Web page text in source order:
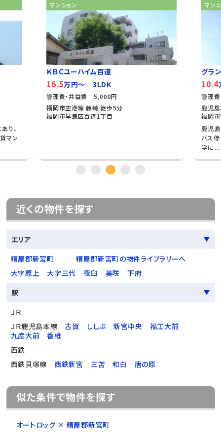
り、
マン
マンション
ＫＢＣユーハイム百道
16.5万円～ 3LDK
管理費・共益費 5,000円
福岡市空港線 藤崎 徒歩5分
福岡市早良区百道1丁目
マン
グラ
10.4
管理
鹿児
福岡
鹿児
バス
学に...
近くの物件を探す
エリア
糟屋郡新宮町
糟屋郡新宮町の物件ライブラリーへ
大字原上
大字三代 夜臼 美咲
下府
駅
ＪＲ
ＪＲ鹿児島本線
古賀 ししぶ 新宮中央
福工大前
九産大前
香椎
西鉄
西鉄貝塚線
西鉄新宮 三苫 和白 唐の原
似た条件で物件を探す
オートロック × 糟屋郡新宮町